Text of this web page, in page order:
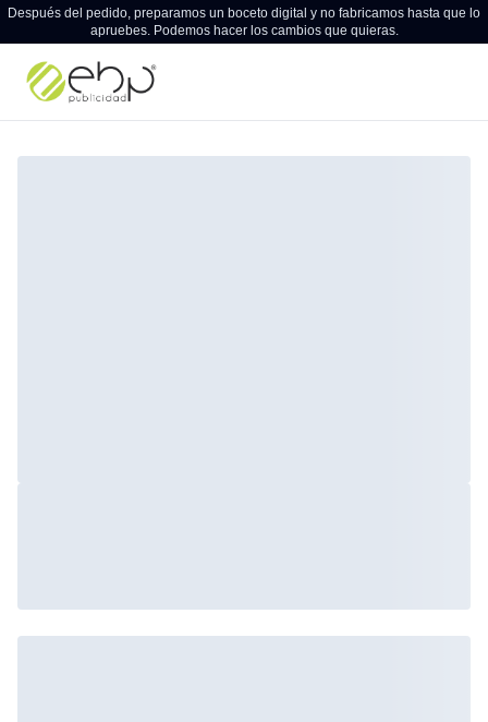
Después del pedido, preparamos un boceto digital y no fabricamos hasta que lo
apruebes. Podemos hacer los cambios que quieras.